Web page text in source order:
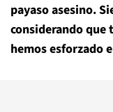
payaso asesino.
considerando que
hemos esforzado